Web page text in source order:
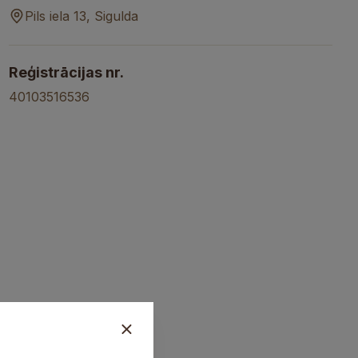
Pils iela 13, Sigulda
Reģistrācijas nr.
40103516536